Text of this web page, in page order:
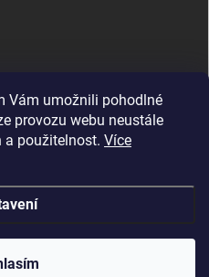
Vám umožnili pohodlné
provozu webu neustále
a použitelnost. Více
práva vyhrazena.Upravit nastavení